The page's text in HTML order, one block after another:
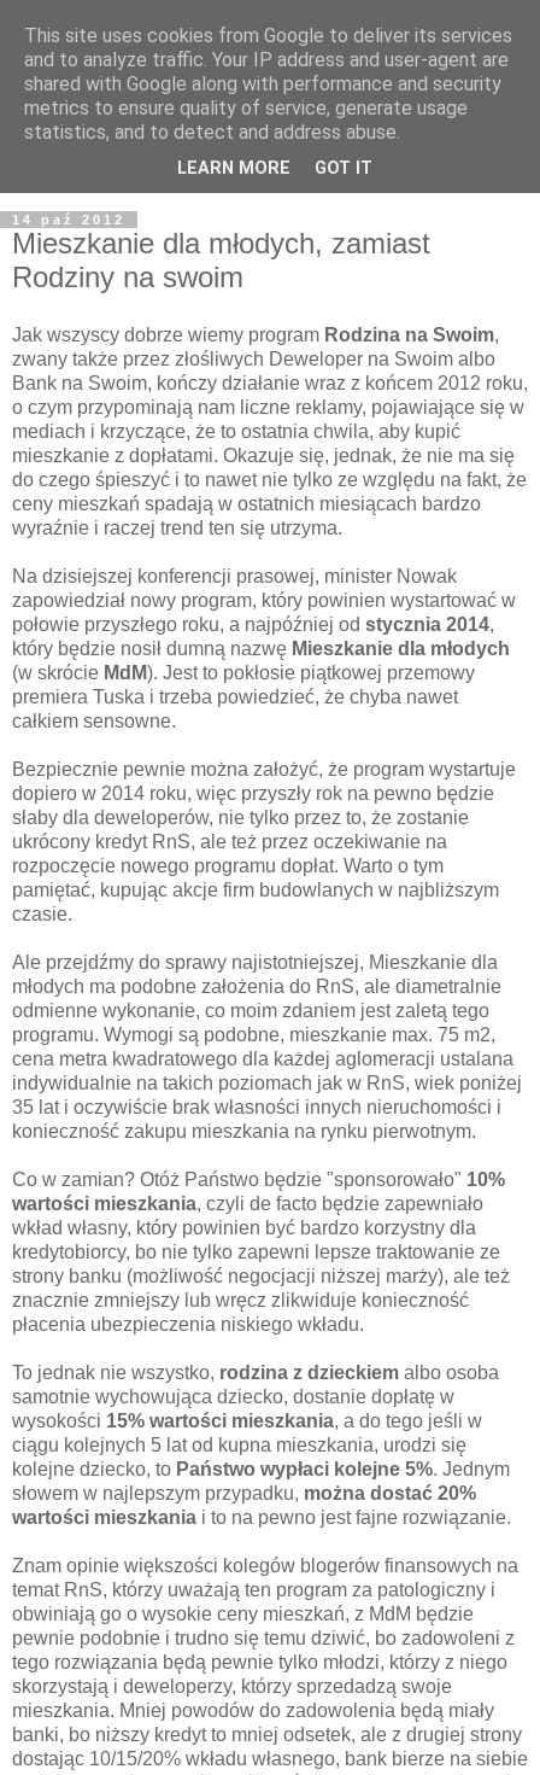
14 paź 2012
Mieszkanie dla młodych, zamiast
Rodziny na swoim
Jak wszyscy dobrze wiemy program Rodzina na Swoim,
zwany także przez złośliwych Deweloper na Swoim albo
Bank na Swoim, kończy działanie wraz z końcem 2012 roku,
o czym przypominają nam liczne reklamy, pojawiające się w
mediach i krzyczące, że to ostatnia chwila, aby kupić
mieszkanie z dopłatami. Okazuje się, jednak, że nie ma się
do czego śpieszyć i to nawet nie tylko ze względu na fakt, że
ceny mieszkań spadają w ostatnich miesiącach bardzo
wyraźnie i raczej trend ten się utrzyma.
Na dzisiejszej konferencji prasowej, minister Nowak
zapowiedział nowy program, który powinien wystartować w
połowie przyszłego roku, a najpóźniej od stycznia 2014,
który będzie nosił dumną nazwę Mieszkanie dla młodych
(w skrócie MdM). Jest to pokłosie piątkowej przemowy
premiera Tuska i trzeba powiedzieć, że chyba nawet
całkiem sensowne.
Bezpiecznie pewnie można założyć, że program wystartuje
dopiero w 2014 roku, więc przyszły rok na pewno będzie
słaby dla deweloperów, nie tylko przez to, że zostanie
ukrócony kredyt RnS, ale też przez oczekiwanie na
rozpoczęcie nowego programu dopłat. Warto o tym
pamiętać, kupując akcje firm budowlanych w najbliższym
czasie.
Ale przejdźmy do sprawy najistotniejszej, Mieszkanie dla
młodych ma podobne założenia do RnS, ale diametralnie
odmienne wykonanie, co moim zdaniem jest zaletą tego
programu. Wymogi są podobne, mieszkanie max. 75 m2,
cena metra kwadratowego dla każdej aglomeracji ustalana
indywidualnie na takich poziomach jak w RnS, wiek poniżej
35 lat i oczywiście brak własności innych nieruchomości i
konieczność zakupu mieszkania na rynku pierwotnym.
Co w zamian? Otóż Państwo będzie "sponsorowało" 10%
wartości mieszkania, czyli de facto będzie zapewniało
wkład własny, który powinien być bardzo korzystny dla
kredytobiorcy, bo nie tylko zapewni lepsze traktowanie ze
strony banku (możliwość negocjacji niższej marży), ale też
znacznie zmniejszy lub wręcz zlikwiduje konieczność
płacenia ubezpieczenia niskiego wkładu.
To jednak nie wszystko, rodzina z dzieckiem albo osoba
samotnie wychowująca dziecko, dostanie dopłatę w
wysokości 15% wartości mieszkania, a do tego jeśli w
ciągu kolejnych 5 lat od kupna mieszkania, urodzi się
kolejne dziecko, to Państwo wypłaci kolejne 5%. Jednym
słowem w najlepszym przypadku, można dostać 20%
wartości mieszkania i to na pewno jest fajne rozwiązanie.
Znam opinie większości kolegów blogerów finansowych na
temat RnS, którzy uważają ten program za patologiczny i
obwiniają go o wysokie ceny mieszkań, z MdM będzie
pewnie podobnie i trudno się temu dziwić, bo zadowoleni z
tego rozwiązania będą pewnie tylko młodzi, którzy z niego
skorzystają i deweloperzy, którzy sprzedadzą swoje
mieszkania. Mniej powodów do zadowolenia będą miały
banki, bo niższy kredyt to mniej odsetek, ale z drugiej strony
dostając 10/15/20% wkładu własnego, bank bierze na siebie
This site uses cookies from Google to deliver its services
and to analyze traffic. Your IP address and user-agent are
shared with Google along with performance and security
metrics to ensure quality of service, generate usage
statistics, and to detect and address abuse.
LEARN MORE GOT IT